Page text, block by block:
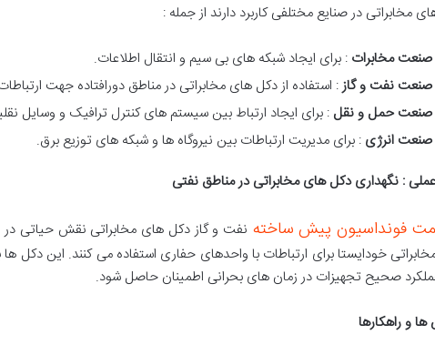
مخابراتی در صنایع مختلفی کاربرد دارند از جمله :
صنعت مخابرات : برای ایجاد شبکه های بی سیم و انتقال اطلاعات.
صنعت نفت و گاز: استفاده از دکل های مخابراتی در مناطق دورافتاده جهت
صنعت حمل و نقل : برای ایجاد ارتباط بین سیستم های کنترل ترافیک و وسایل
صنعت انرژی : برای مدیریت ارتباطات بین نیروگاه ها و شبکه های توزیع برق.
: نگهداری دکل های مخابراتی در مناطق نفتی
فونداسیون پیش ساخته نفت و گاز دکل های مخابراتی نقش حیاتی در
خودایستا برای ارتباطات با واحدهای حفاری استفاده می کنند. این
عملکرد صحیح تجهیزات در زمان های بحرانی اطمینان حاصل شود.
و راهکارها